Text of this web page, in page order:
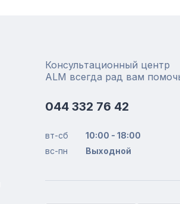
Консультационный центр
ALM всегда рад вам
044 332 76 42
вт-сб
10:00 - 18:00
вс-пн
Выходной